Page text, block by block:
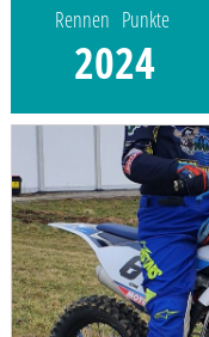
Rennen Punkte
2024